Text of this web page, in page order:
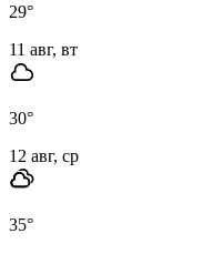
29°
11 авг, вт
30°
12 авг, ср
35°